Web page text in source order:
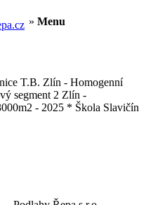
» Menu
T.B. Zlín - Homogenní
segment 2 Zlín -
- 2025 * Škola Slavičín